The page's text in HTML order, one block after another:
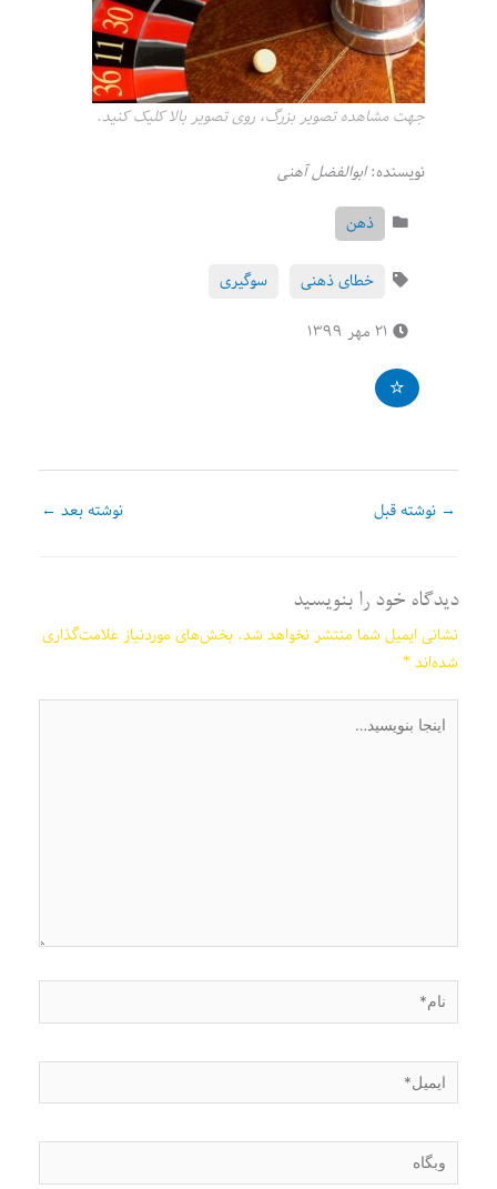
جهت مشاهده تصویر بزرگ، روی تصویر بالا کلیک کنید.
نویسنده:ابوالفضل آهنی
ذهن
خطای ذهنی
سوگیری
→ نوشته قبل نوشته بعد ←
دیدگاه‌ خود را بنویسید
نشانی ایمیل شما منتشر نخواهد شد. بخش‌های موردنیاز علامت‌گذاری
شده‌اند*
اینجا
بنویسید…
نام*
ایمیل*
وبگاه